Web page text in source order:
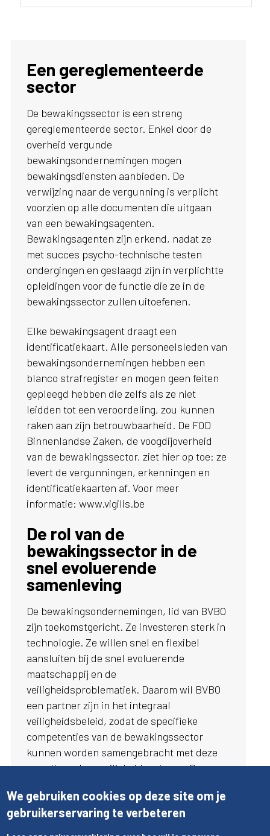
Een gereglementeerde
sector
De bewakingssector is een streng
gereglementeerde sector. Enkel door de
overheid vergunde
bewakingsondernemingen mogen
bewakingsdiensten aanbieden. De
verwijzing naar de vergunning is verplicht
voorzien op alle documenten die uitgaan
van een bewakingsagenten.
Bewakingsagenten zijn erkend, nadat ze
met succes psycho-technische testen
ondergingen en geslaagd zijn in verplichtte
opleidingen voor de functie die ze in de
bewakingssector zullen uitoefenen.
Elke bewakingsagent draagt een
identificatiekaart. Alle personeelsleden van
bewakingsondernemingen hebben een
blanco strafregister en mogen geen feiten
gepleegd hebben die zelfs als ze niet
leidden tot een veroordeling, zou kunnen
raken aan zijn betrouwbaarheid. De FOD
Binnenlandse Zaken, de voogdijoverheid
van de bewakingssector, ziet hier op toe: ze
levert de vergunningen, erkenningen en
identificatiekaarten af. Voor meer
informatie: www.vigilis.be
De rol van de
bewakingssector in de
snel evoluerende
samenleving
De bewakingsondernemingen, lid van BVBO
zijn toekomstgericht. Ze investeren sterk in
technologie. Ze willen snel en flexibel
aansluiten bij de snel evoluerende
maatschappij en de
veiligheidsproblematiek. Daarom wil BVBO
een partner zijn in het integraal
veiligheidsbeleid, zodat de specifieke
competenties van de bewakingssector
kunnen worden samengebracht met deze
van alle andere veiligheidsactoren. De
geïntegreerd samen te werken, waarbij elke
partner kan focussen op zijn
We gebruiken cookies op deze site om je
gebruikerservaring te verbeteren